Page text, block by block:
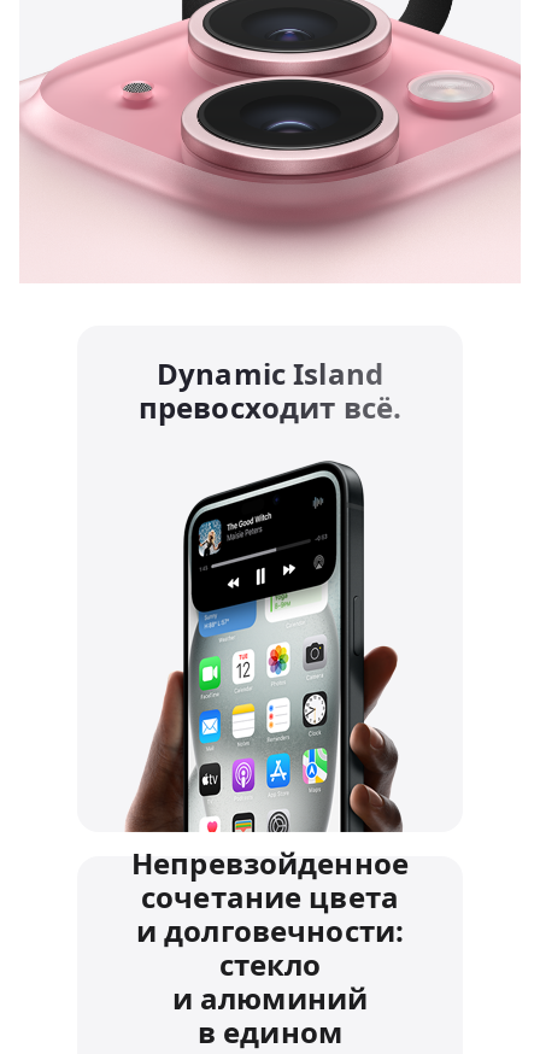
Dynamic Island
превосходит всё.
Непревзойденное
сочетание цвета
и долговечности:
стекло
и алюминий
в едином